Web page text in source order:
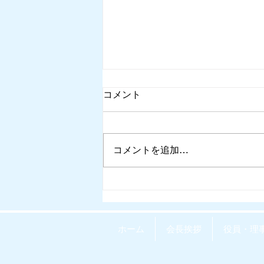
プ会場）2026.8.5
コメント
コメントを追加…
ホーム 会長挨拶 役員・理